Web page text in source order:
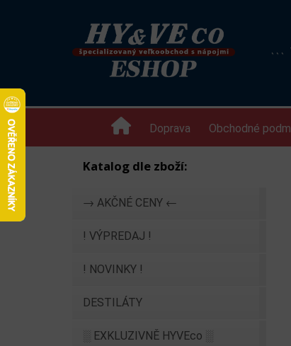
Doprava Obchodné
Katalog dle zboží:
→ AKČNÉ CENY ←
! VÝPREDAJ !
! NOVINKY !
DESTILÁTY
░ EXKLUZIVNĚ HYVEco ░